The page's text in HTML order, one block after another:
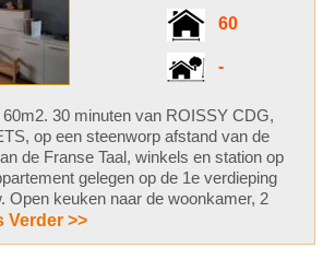
60
-
30 minuten van ROISSY CDG,
op een steenworp afstand van de
de Franse Taal, winkels en station op
gelegen op de 1e verdieping
Open keuken naar de woonkamer, 2
Verder >>